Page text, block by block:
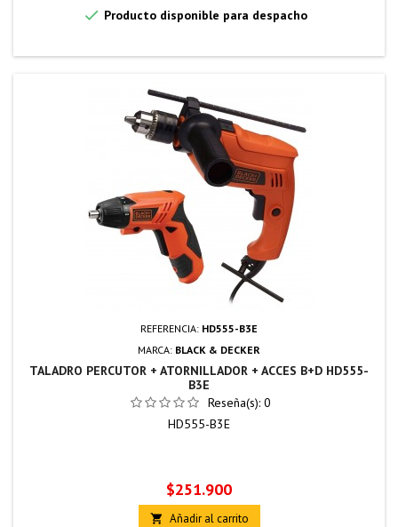
 Producto disponible para despacho
REFERENCIA: HD555-B3E
MARCA: BLACK & DECKER
TALADRO PERCUTOR + ATORNILLADOR + ACCES B+D HD555-
B3E
Reseña(s): 0
HD555-B3E
Precio
$251.900
 Añadir al carrito